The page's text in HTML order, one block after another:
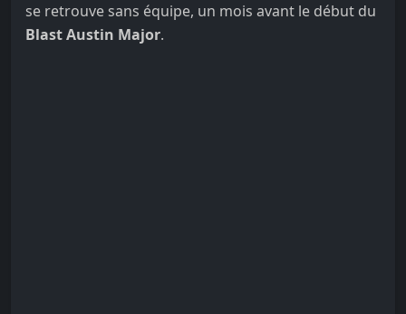
se retrouve sans équipe, un mois avant le début du
Blast Austin Major.